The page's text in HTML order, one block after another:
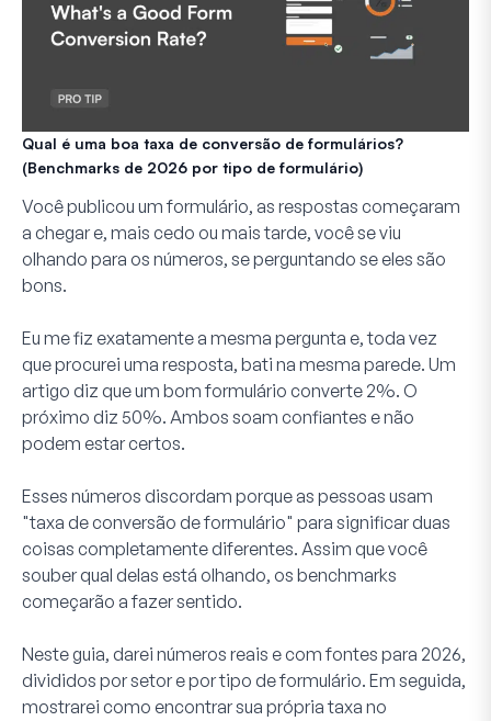
Qual é uma boa taxa de conversão de formulários?
(Benchmarks de 2026 por tipo de formulário)
Você publicou um formulário, as respostas começaram
a chegar e, mais cedo ou mais tarde, você se viu
olhando para os números, se perguntando se eles são
bons.
Eu me fiz exatamente a mesma pergunta e, toda vez
que procurei uma resposta, bati na mesma parede. Um
artigo diz que um bom formulário converte 2%. O
próximo diz 50%. Ambos soam confiantes e não
podem estar certos.
Esses números discordam porque as pessoas usam
"taxa de conversão de formulário" para significar duas
coisas completamente diferentes. Assim que você
souber qual delas está olhando, os benchmarks
começarão a fazer sentido.
Neste guia, darei números reais e com fontes para 2026,
divididos por setor e por tipo de formulário. Em seguida,
mostrarei como encontrar sua própria taxa no